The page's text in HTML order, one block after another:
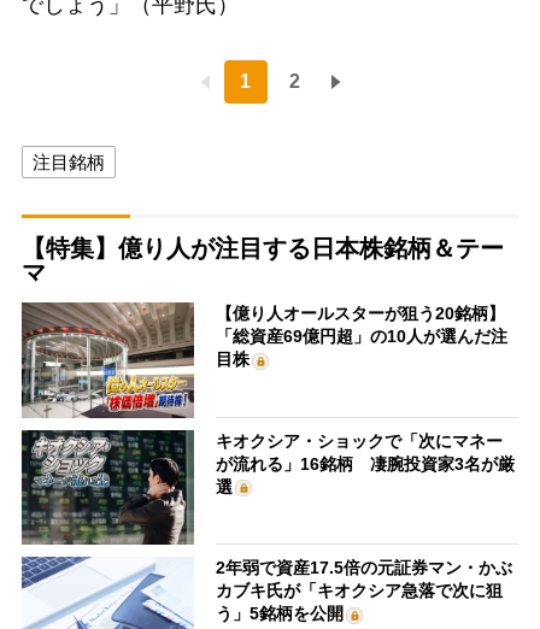
1 2
注目銘柄
【特集】億り人が注目する日本株銘柄＆テー
マ
【億り人オールスターが狙う20銘柄】
「総資産69億円超」の10人が選んだ注
目株
キオクシア・ショックで「次にマネー
が流れる」16銘柄 凄腕投資家3名が厳
選
2年弱で資産17.5倍の元証券マン・かぶ
カブキ氏が「キオクシア急落で次に狙
う」5銘柄を公開